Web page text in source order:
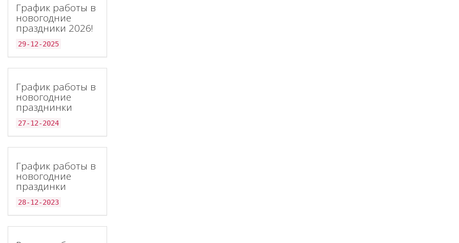
График работы в
новогодние
праздники 2026!
29-12-2025
График работы в
новогодние
празднинки
27-12-2024
График работы в
новогодние
праздинки
28-12-2023